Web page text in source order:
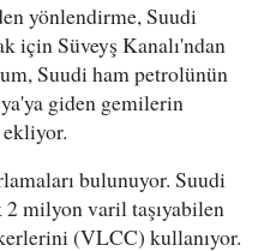
yönlendirme, Suudi
için Süveyş Kanalı'ndan
Suudi ham petrolünün
giden gemilerin
bulunuyor. Suudi
milyon varil taşıyabilen
(VLCC) kullanıyor.